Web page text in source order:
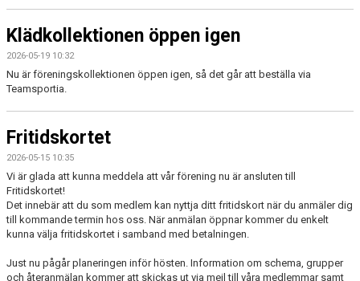
Klädkollektionen öppen igen
2026-05-19 10:32
Nu är föreningskollektionen öppen igen, så det går att beställa via
Teamsportia.
Fritidskortet
2026-05-15 10:35
Vi är glada att kunna meddela att vår förening nu är ansluten till
Fritidskortet!
Det innebär att du som medlem kan nyttja ditt fritidskort när du anmäler dig
till kommande termin hos oss. När anmälan öppnar kommer du enkelt
kunna välja fritidskortet i samband med betalningen.
Just nu pågår planeringen inför hösten. Information om schema, grupper
och återanmälan kommer att skickas ut via mejl till våra medlemmar samt